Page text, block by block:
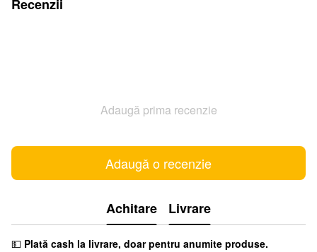
Recenzii
Adaugă prima recenzie
Adaugă o recenzie
Achitare Livrare
💵 Plată cash la livrare, doar pentru anumite produse.